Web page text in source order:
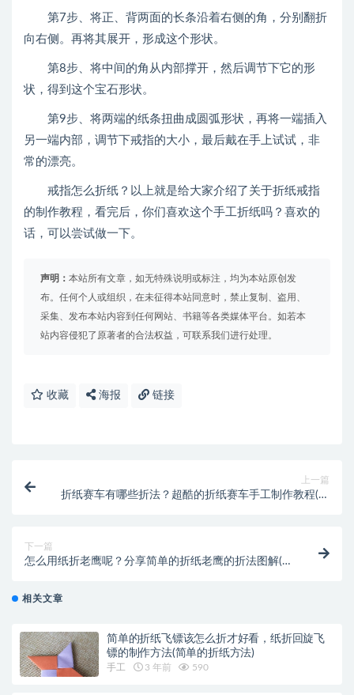
第7步、将正、背两面的长条沿着右侧的角，分别翻折
向右侧。再将其展开，形成这个形状。
第8步、将中间的角从内部撑开，然后调节下它的形
状，得到这个宝石形状。
第9步、将两端的纸条扭曲成圆弧形状，再将一端插入
另一端内部，调节下戒指的大小，最后戴在手上试试，非
常的漂亮。
戒指怎么折纸？以上就是给大家介绍了关于折纸戒指
的制作教程，看完后，你们喜欢这个手工折纸吗？喜欢的
话，可以尝试做一下。
声明： 本站所有文章，如无特殊说明或标注，均为本站原创发
布。任何个人或组织，在未征得本站同意时，禁止复制、盗用、
采集、发布本站内容到任何网站、书籍等各类媒体平台。如若本
站内容侵犯了原著者的合法权益，可联系我们进行处理。
收藏 海报 链接
上一篇
折纸赛车有哪些折法？超酷的折纸赛车手工制作教程(手
下一篇
怎么用纸折老鹰呢？分享简单的折纸老鹰的折法图解(怎
相关文章
简单的折纸飞镖该怎么折才好看，纸折回旋飞
镖的制作方法(简单的折纸方法)
手工 3 年前 590